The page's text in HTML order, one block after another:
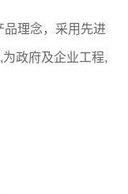
理念，采用先进
政府及企业工程,